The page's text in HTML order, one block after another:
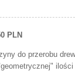
PLN
do przerobu